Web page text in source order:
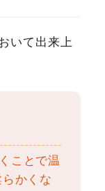
いて出来上
ことで温
かくな